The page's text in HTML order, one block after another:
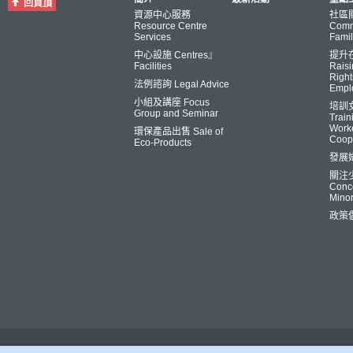
回頁頂
資源中心服務
Resource Centre
Services
中心設施 Centres』
Facilities
法例諮詢 Legal Advice
小組及講座 Focus
Group and Seminar
環保產品出售 Sale of
Eco-Products
社區
提升
培訓
發展
關注
政策